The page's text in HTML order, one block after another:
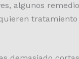
algunos
tratamiento